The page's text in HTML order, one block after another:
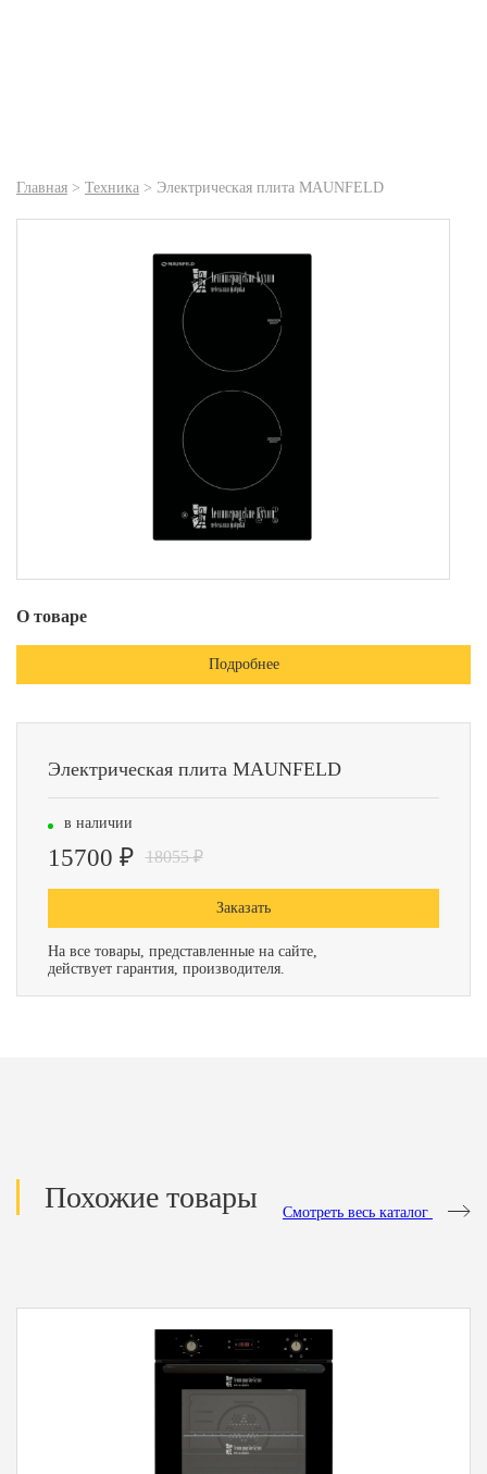
Главная > Техника > Электрическая плита MAUNFELD
О товаре
Подробнее
Электрическая плита MAUNFELD
в наличии
15700 ₽ 18055 ₽
Заказать
На все товары, представленные на сайте,
действует гарантия, производителя.
Похожие товары Смотреть весь каталог